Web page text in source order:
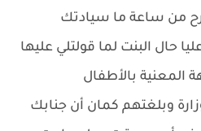
من ساعة ما سيادتك
حال البنت لما قولتلي عليها
المعنية بالأطفال
وبلغتهم كمان أن جنابك